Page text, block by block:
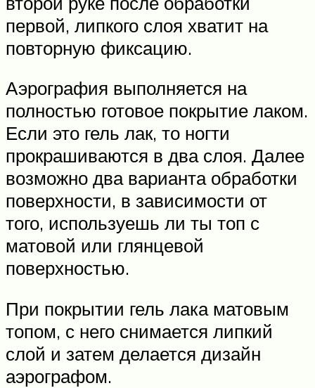
первой, липкого слоя хватит на
повторную фиксацию.
Аэрография выполняется на
полностью готовое покрытие лаком.
Если это гель лак, то ногти
прокрашиваются в два слоя. Далее
возможно два варианта обработки
поверхности, в зависимости от
того, используешь ли ты топ с
матовой или глянцевой
поверхностью.
При покрытии гель лака матовым
топом, с него снимается липкий
слой и затем делается дизайн
аэрографом.